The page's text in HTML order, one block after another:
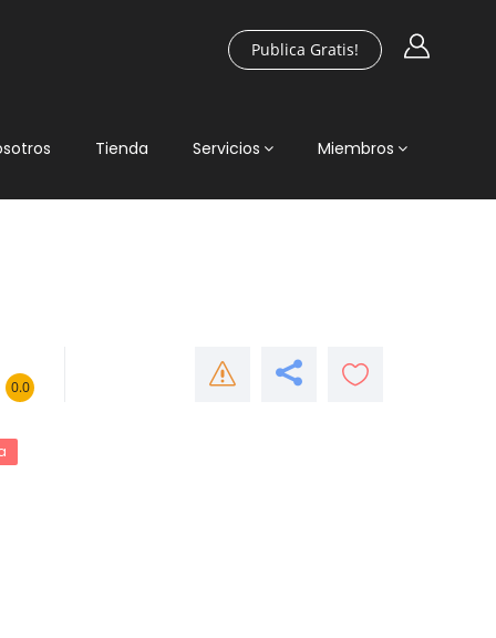
Publica Gratis!
Tienda Servicios Miembros
0.0